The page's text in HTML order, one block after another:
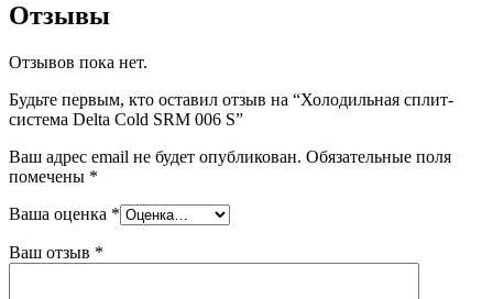
Отзывы
Отзывов пока нет.
Будьте первым, кто оставил отзыв на “Холодильная сплит-
система Delta Cold SRM 006 S”
Ваш адрес email не будет опубликован. Обязательные поля
помечены *
Ваша оценка *
Ваш отзыв *